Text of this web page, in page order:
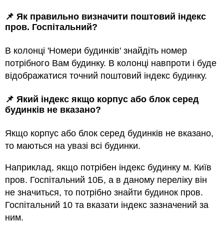
📌 Як правильно визначити поштовий індекс
пров. Госпітальний?
В колонці 'Номери будинків' знайдіть номер
потрібного Вам будинку. В колонці навпроти і буде
відображатися точний поштовий індекс будинку.
📌 Який індекс якщо корпус або блок серед
будинкiв не вказано?
Якщо корпус або блок серед будинкiв не вказано,
то маються на увазi всi будинки.
Наприклад, якщо потрiбен індекс будинку м. Київ
пров. Госпітальний 10Б, а в даному переліку він
не значиться, то потрібно знайти будинок пров.
Госпітальний 10 та вказати індекс зазначений за
ним.